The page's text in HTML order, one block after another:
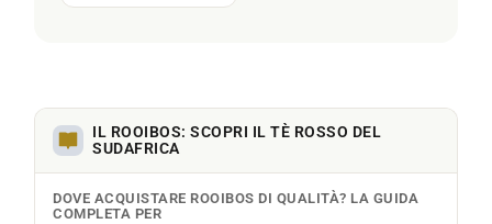
IL ROOIBOS: SCOPRI IL TÈ ROSSO DEL
SUDAFRICA
DOVE ACQUISTARE ROOIBOS DI QUALITÀ? LA GUIDA
COMPLETA PER